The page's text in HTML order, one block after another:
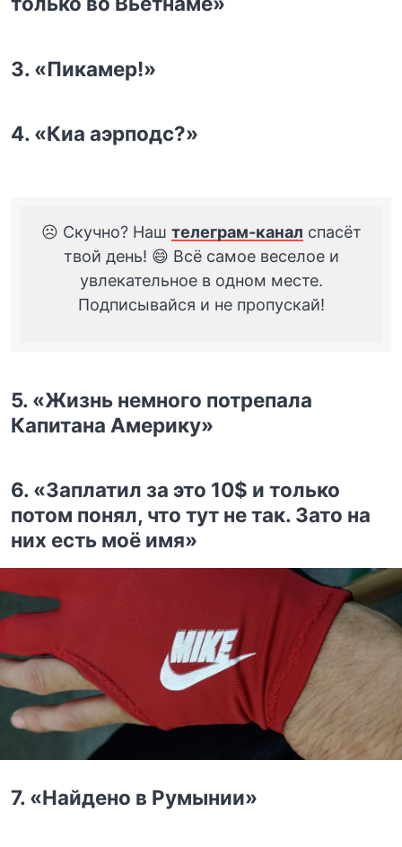
3. «Пикамер!»
4. «Киа аэрподс?»
☹️ Скучно? Наш телеграм-канал спасёт
твой день! 😄 Всё самое веселое и
увлекательное в одном месте.
Подписывайся и не пропускай!
5. «Жизнь немного потрепала
Капитана Америку»
6. «Заплатил за это 10$ и только
потом понял, что тут не так. Зато на
них есть моё имя»
7. «Найдено в Румынии»